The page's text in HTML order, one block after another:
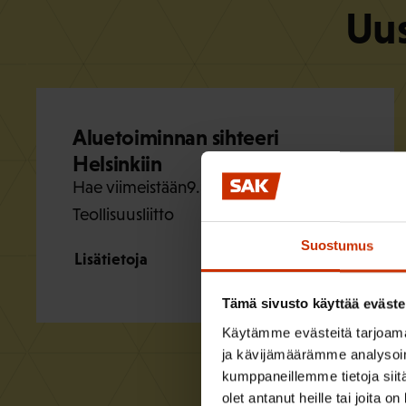
Suostumus
Tämä sivusto käyttää
Käytämme evästeitä
ja kävijämäärämme
kumppaneillemme tietoja
olet antanut heille tai joita
Aluetoiminnan sihteeri
Helsinkiin
Hae viimeistään9.8.2026
Teollisuusliitto
Lisätietoja